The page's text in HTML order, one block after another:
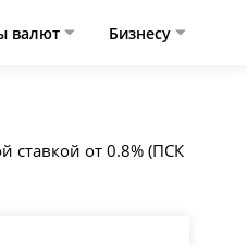
валют Бизнесу
ставкой от 0.8% (ПСК